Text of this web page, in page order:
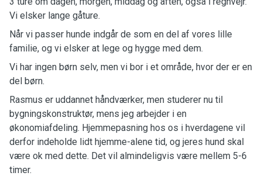
Vi elsker lange gåture.
Når vi passer hunde indgår de som en del af vores lille
familie, og vi elsker at lege og hygge med dem.
Vi har ingen børn selv, men vi bor i et område, hvor der er en
del børn.
Rasmus er uddannet håndværker, men studerer nu til
bygningskonstruktør, mens jeg arbejder i en
økonomiafdeling. Hjemmepasning hos os i hverdagene vil
derfor indeholde lidt hjemme-alene tid, og jeres hund skal
være ok med dette. Det vil almindeligvis være mellem 5-6
timer.